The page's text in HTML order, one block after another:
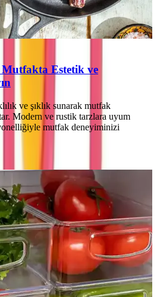
Estetik ve
ve şıklık sunarak mutfak
Modern ve rustik tarzlara uyum
mutfak deneyiminizi